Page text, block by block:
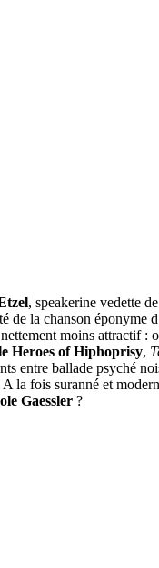
, speakerine vedette
de la chanson éponyme
moins attractif
Heroes of Hiphoprisy,
entre ballade psyché
A la fois suranné et
Gaessler ?